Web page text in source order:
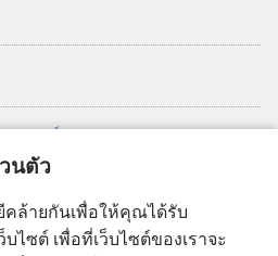
นตัว
คล้ายกันเพื่อให้คุณได้รับ
ซต์ เพื่อที่เว็บไซต์ของเราจะ
เทาเวอร์